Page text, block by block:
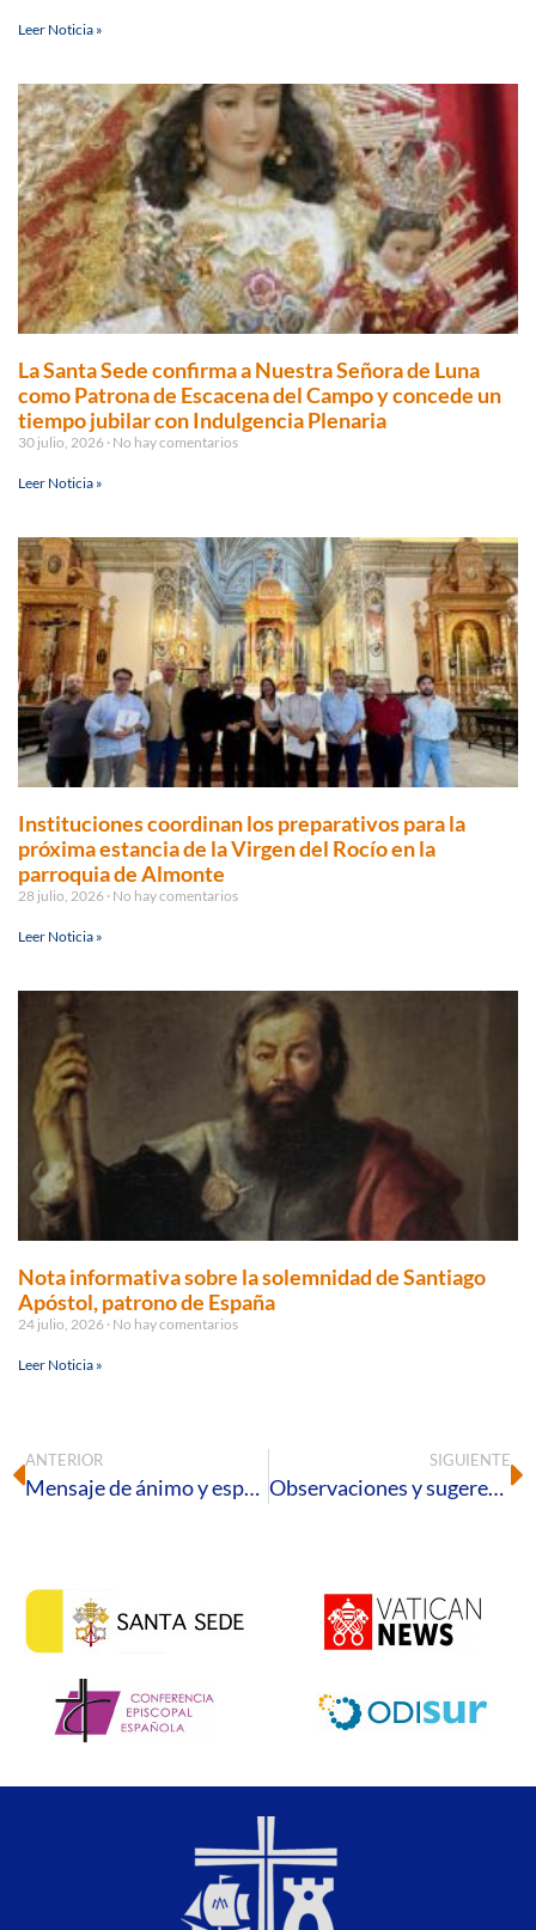
Leer Noticia »
La Santa Sede confirma a Nuestra Señora de Luna
como Patrona de Escacena del Campo y concede un
tiempo jubilar con Indulgencia Plenaria
30 julio, 2026 No hay comentarios
Leer Noticia »
Instituciones coordinan los preparativos para la
próxima estancia de la Virgen del Rocío en la
parroquia de Almonte
28 julio, 2026 No hay comentarios
Leer Noticia »
Nota informativa sobre la solemnidad de Santiago
Apóstol, patrono de España
24 julio, 2026 No hay comentarios
Leer Noticia »
ANTERIOR
Mensaje de ánimo y esperanza ante la situación generada por el COVID-19
SIGUIENTE
Observaciones y sugerencias para el clero durante el estado de alarma